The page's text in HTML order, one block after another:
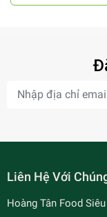
- 7%
Liên Hệ Với
Hoàng Tân Food